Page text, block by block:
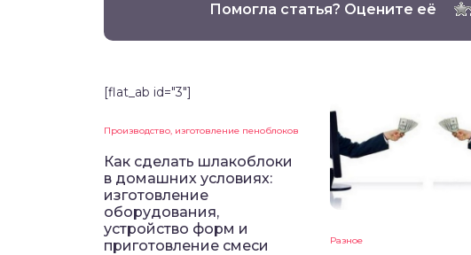
Помогла статья? Оцените её
[flat_ab id="3"]
Производство, изготовление пеноблоков
Как сделать шлакоблоки
в домашних условиях:
изготовление
оборудования,
устройство форм и
приготовление смеси
Разное